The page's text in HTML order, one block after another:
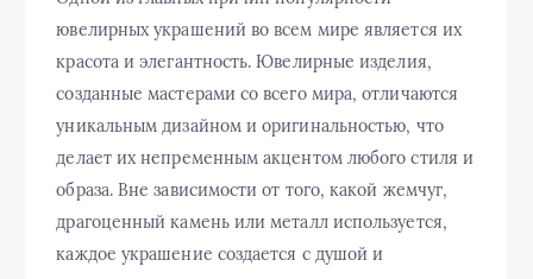
ювелирных украшений во всем мире является их
красота и элегантность. Ювелирные изделия,
созданные мастерами со всего мира, отличаются
уникальным дизайном и оригинальностью, что
делает их непременным акцентом любого стиля и
образа. Вне зависимости от того, какой жемчуг,
драгоценный камень или металл используется,
каждое украшение создается с душой и